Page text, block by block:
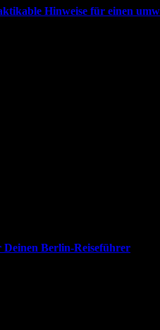
Hinweise für einen
Deinen Berlin-Reiseführer